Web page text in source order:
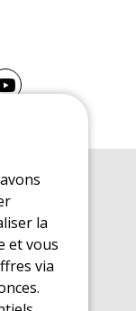
la
et vous
via